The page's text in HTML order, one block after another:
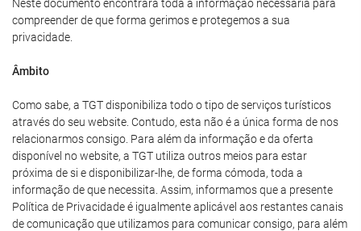
Neste documento encontrará toda a informação necessária para
compreender de que forma gerimos e protegemos a sua
privacidade.
Âmbito
Como sabe, a TGT disponibiliza todo o tipo de serviços turísticos
através do seu website. Contudo, esta não é a única forma de nos
relacionarmos consigo. Para além da informação e da oferta
disponível no website, a TGT utiliza outros meios para estar
próxima de si e disponibilizar-lhe, de forma cómoda, toda a
informação de que necessita. Assim, informamos que a presente
Política de Privacidade é igualmente aplicável aos restantes canais
de comunicação que utilizamos para comunicar consigo, para além